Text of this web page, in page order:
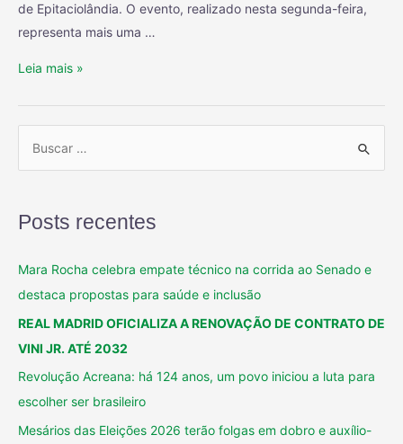
de Epitaciolândia. O evento, realizado nesta segunda-feira,
representa mais uma …
Leia mais »
Posts recentes
Mara Rocha celebra empate técnico na corrida ao Senado e
destaca propostas para saúde e inclusão
REAL MADRID OFICIALIZA A RENOVAÇÃO DE CONTRATO DE
VINI JR. ATÉ 2032
Revolução Acreana: há 124 anos, um povo iniciou a luta para
escolher ser brasileiro
Mesários das Eleições 2026 terão folgas em dobro e auxílio-